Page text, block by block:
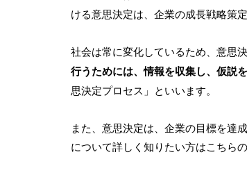
ける意思決定は、企業の成長戦略策
社会は常に変化しているため、意思
行うためには、情報を収集し、仮説
思決定プロセス」といいます。
また、意思決定は、企業の目標を達
について詳しく知りたい方はこちら